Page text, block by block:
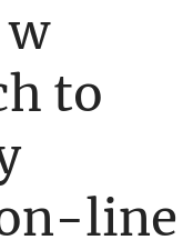
w
to
line